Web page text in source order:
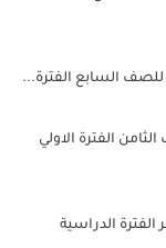
للصف السابع الفترة...
الفترة الاولي
الفترة الدراسية